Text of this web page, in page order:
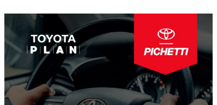
entradas